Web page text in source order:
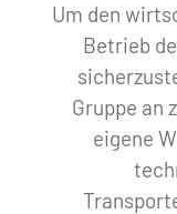
Um den
Betrieb
Gruppe an
eigene